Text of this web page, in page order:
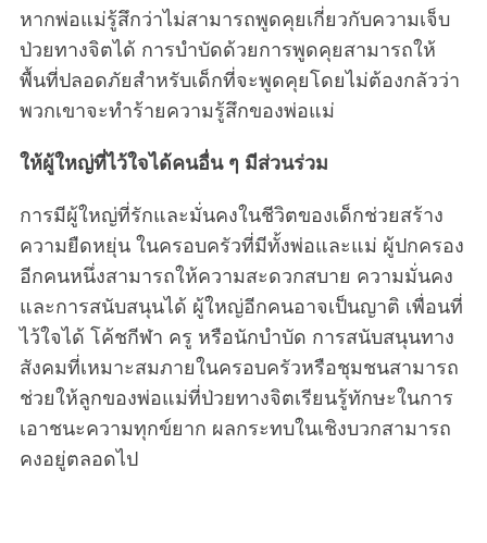
หากพ่อแม่รู้สึกว่าไม่สามารถพูดคุยเกี่ยวกับความเจ็บ
ป่วยทางจิตได้ การบำบัดด้วยการพูดคุยสามารถให้
พื้นที่ปลอดภัยสำหรับเด็กที่จะพูดคุยโดยไม่ต้องกลัวว่า
พวกเขาจะทำร้ายความรู้สึกของพ่อแม่
ให้ผู้ใหญ่ที่ไว้ใจได้คนอื่น ๆ มีส่วนร่วม
การมีผู้ใหญ่ที่รักและมั่นคงในชีวิตของเด็กช่วยสร้าง
ความยืดหยุ่น ในครอบครัวที่มีทั้งพ่อและแม่ ผู้ปกครอง
อีกคนหนึ่งสามารถให้ความสะดวกสบาย ความมั่นคง
และการสนับสนุนได้ ผู้ใหญ่อีกคนอาจเป็นญาติ เพื่อนที่
ไว้ใจได้ โค้ชกีฬา ครู หรือนักบำบัด การสนับสนุนทาง
สังคมที่เหมาะสมภายในครอบครัวหรือชุมชนสามารถ
ช่วยให้ลูกของพ่อแม่ที่ป่วยทางจิตเรียนรู้ทักษะในการ
เอาชนะความทุกข์ยาก ผลกระทบในเชิงบวกสามารถ
คงอยู่ตลอดไป